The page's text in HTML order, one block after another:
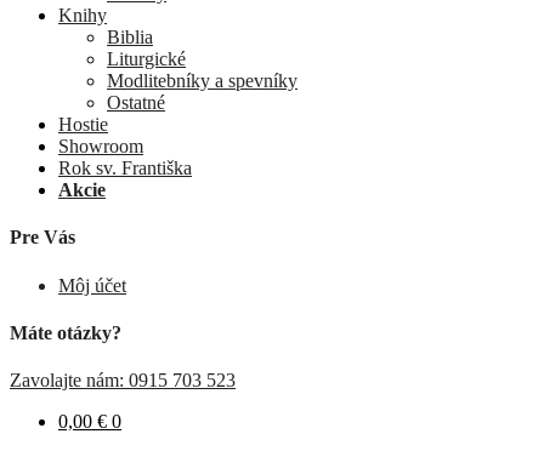
Knihy
Biblia
Liturgické
Modlitebníky a spevníky
Ostatné
Hostie
Showroom
Rok sv. Františka
Akcie
Pre Vás
Môj účet
Máte otázky?
Zavolajte nám: 0915 703 523
0,00 € 0